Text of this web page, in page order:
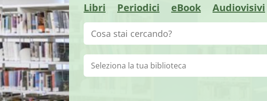
Libri Periodici eBook Audiovisivi
Cerca su "Catalogo"
Biblioteca: